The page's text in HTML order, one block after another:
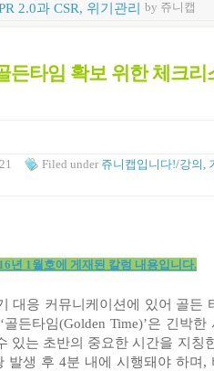
2.0과 CSR, 위기관리 by 쥬니캡
든타임 확보 위한 체크리
Filed under 쥬니캡입니다!/강의,
년 1월호에 게재된 칼럼 내용입니다.
대응 커뮤니케이션에 있어 골든
‘골든타임(Golden Time)’은 긴박한
있는 초반의 중요한 시간을 지칭
발생 후 4분 내에 시행돼야 하며,